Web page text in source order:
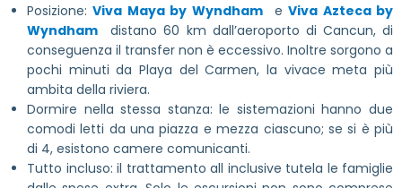
Posizione:Viva Maya by WyndhameViva Azteca by
Wyndham distano 60 km dall’aeroporto di Cancun, di
conseguenza il transfer non è eccessivo. Inoltre sorgono a
pochi minuti da Playa del Carmen, la vivace meta più
ambita della riviera.
Dormire nella stessa stanza: le sistemazioni hanno due
comodi letti da una piazza e mezza ciascuno; se si è più
di 4, esistono camere comunicanti.
Tutto incluso: il trattamento all inclusive tutela le famiglie